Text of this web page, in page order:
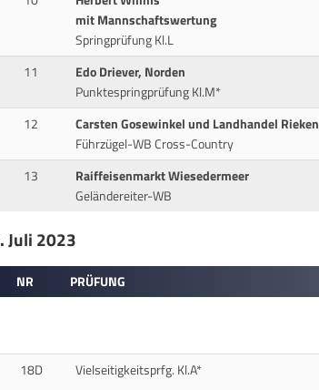
mit Mannschaftswertung
Springprüfung Kl.L
11
Edo Driever, Norden
Punktespringprüfung Kl.M*
12
Carsten Gosewinkel und Landhandel Rieken
Führzügel-WB Cross-Country
13
Raiffeisenmarkt Wiesedermeer
Geländereiter-WB
Juli 2023
NR PRÜFUNG
18D Vielseitigkeitsprfg. Kl.A*